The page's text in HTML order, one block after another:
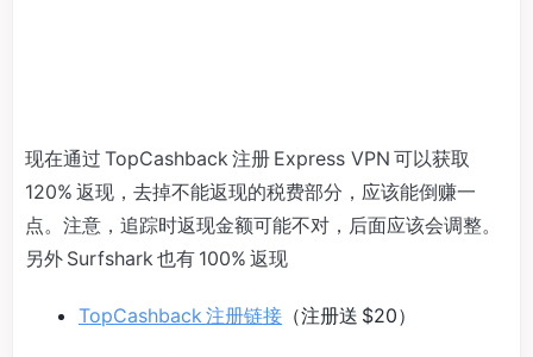
现在通过 TopCashback 注册 Express VPN 可以获取
120% 返现，去掉不能返现的税费部分，应该能倒赚一
点。注意，追踪时返现金额可能不对，后面应该会调整。
另外 Surfshark 也有 100% 返现
TopCashback 注册链接 （注册送 $20）